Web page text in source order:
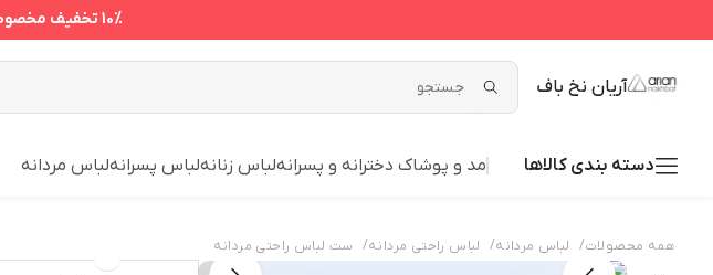
10% تخفیف
آریان نخ باف
دسته بندی کالاها مد و پوشاک دخترانه و پسرانهلباس زنانهلباس پسرانهلباس مردانه
همه محصولات/ لباس مردانه/ لباس راحتی مردانه/ ست لباس راحتی مردانه